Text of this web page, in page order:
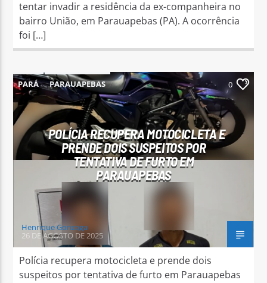
tentar invadir a residência da ex-companheira no
bairro União, em Parauapebas (PA). A ocorrência
foi […]
PARÁ PARAUAPEBAS 0
POLÍCIA RECUPERA MOTOCICLETA E
PRENDE DOIS SUSPEITOS POR
TENTATIVA DE FURTO EM
PARAUAPEBAS
Henrique Gonzaga
26 DE AGOSTO DE 2025
Polícia recupera motocicleta e prende dois
suspeitos por tentativa de furto em Parauapebas